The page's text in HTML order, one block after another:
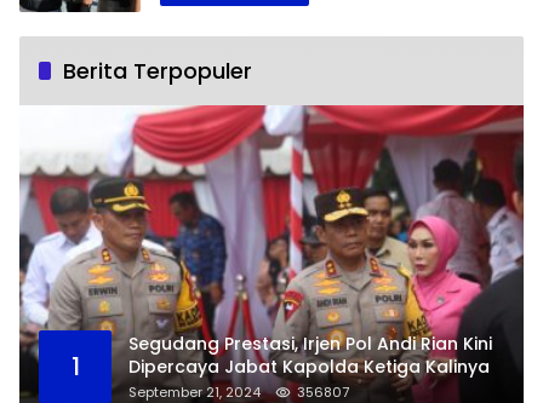
Berita Terpopuler
1
Segudang Prestasi, Irjen Pol Andi Rian Kini
Dipercaya Jabat Kapolda Ketiga Kalinya
September 21, 2024 356807